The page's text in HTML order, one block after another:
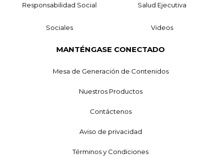
Responsabilidad Social Salud Ejecutiva
Sociales Videos
MANTÉNGASE CONECTADO
Mesa de Generación de Contenidos
Nuestros Productos
Contáctenos
Aviso de privacidad
Términos y Condiciones